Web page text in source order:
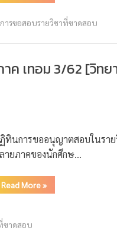
ารขอสอบรายวิชาที่ขาดสอบ
ค เทอม 3/62 [วิทย
ทินการขออนุญาตสอบในรา
ายภาคของนักศึกษ…
Read More»
ขาดสอบ